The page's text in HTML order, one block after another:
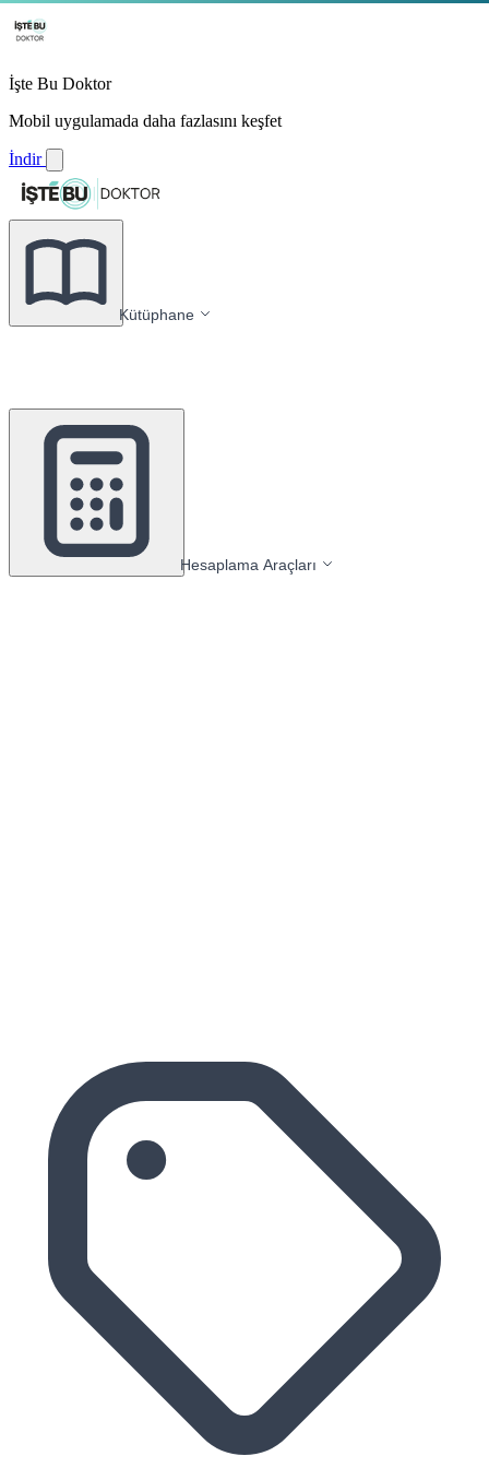
İşte Bu Doktor
Mobil uygulamada daha fazlasını keşfet
İndir
Kütüphane
Hesaplama Araçları